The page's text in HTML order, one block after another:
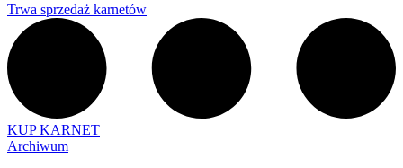
Trwa sprzedaż karnetów
KUP KARNET
Archiwum